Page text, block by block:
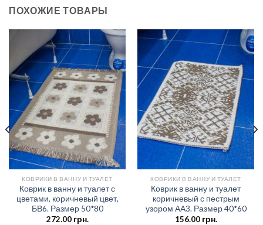
ПОХОЖИЕ ТОВАРЫ
КОВРИКИ В ВАННУ И ТУАЛЕТ
Коврик в ванну и туалет с
цветами, коричневый цвет,
БВ6. Размер 50*80
272.00 грн.
КОВРИКИ В ВАННУ И ТУАЛЕТ
Коврик в ванну и туалет
коричневый с пестрым
узором АА3. Размер 40*60
156.00 грн.